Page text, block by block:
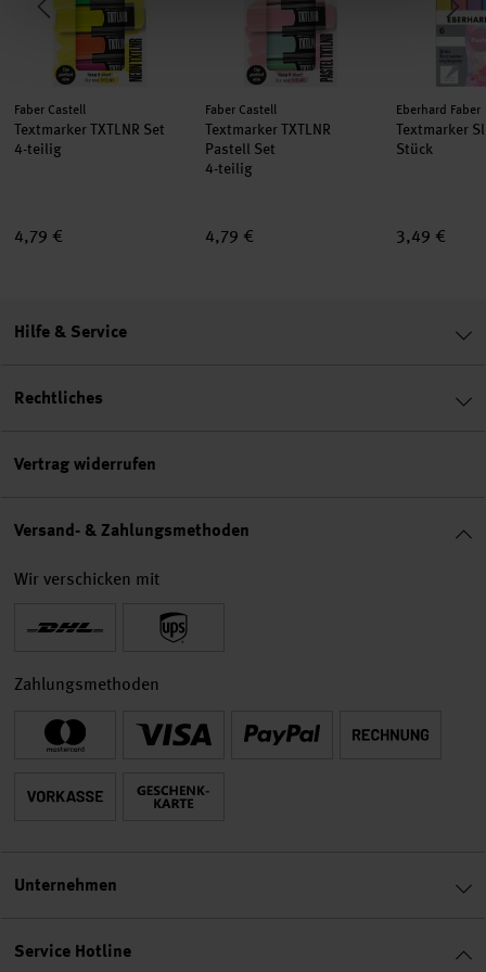
Hersteller:
Faber Castell
Textmarker TXTLNR Set
4-teilig
4,79 €
Hersteller:
Faber Castell
Textmarker TXTLNR
Pastell Set
4-teilig
4,79 €
Hersteller:
Eberhard Faber
Textmarker
Stück
3,49 €
Service Hotline
Hilfe & Service
Rechtliches
Vertrag widerrufen
Versand- & Zahlungsmethoden
Wir verschicken mit
Zahlungsmethoden
Unternehmen